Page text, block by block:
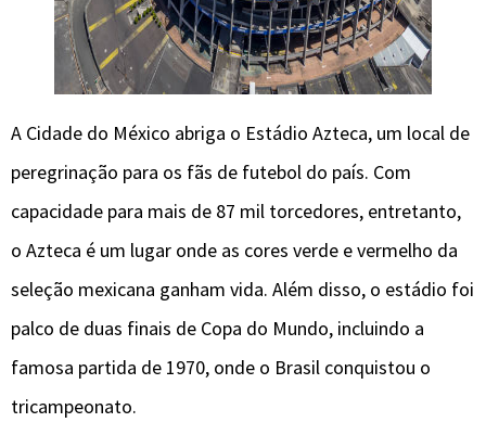
A Cidade do México abriga o Estádio Azteca, um local de
peregrinação para os fãs de futebol do país. Com
capacidade para mais de 87 mil torcedores, entretanto,
o Azteca é um lugar onde as cores verde e vermelho da
seleção mexicana ganham vida. Além disso, o estádio foi
palco de duas finais de Copa do Mundo, incluindo a
famosa partida de 1970, onde o Brasil conquistou o
tricampeonato.